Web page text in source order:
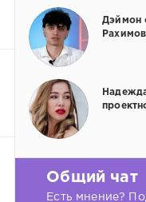
Дэймон
Общий чат
Есть мнение?